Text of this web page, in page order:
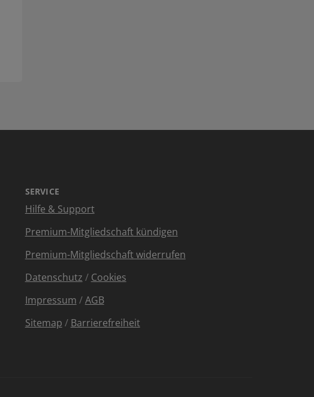
SERVICE
Hilfe & Support
Premium-Mitgliedschaft kündigen
Premium-Mitgliedschaft widerrufen
Datenschutz / Cookies
Impressum /AGB
Sitemap / Barrierefreiheit